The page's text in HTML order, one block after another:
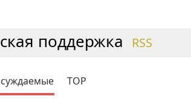
поддержка RSS
TOP